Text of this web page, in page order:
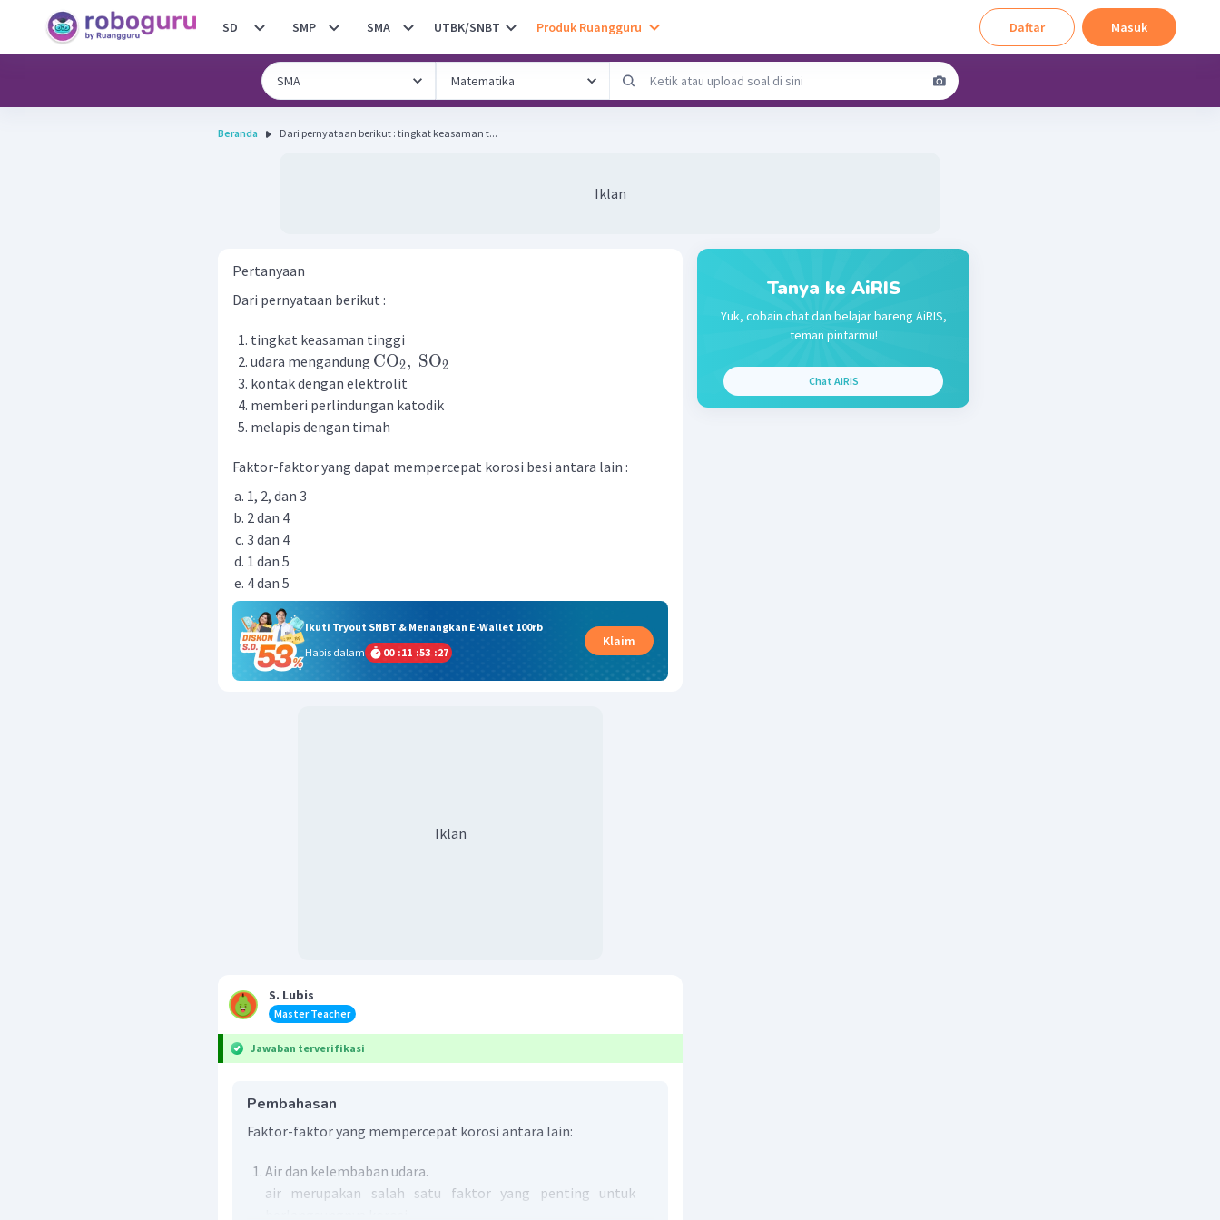
SD SMP SMA UTBK/SNBT Produk Ruangguru Daftar Masuk
Beranda Dari pernyataan berikut : tingkat keasaman t...
Iklan
Pertanyaan
Dari pernyataan berikut :
tingkat keasaman tinggi
udara mengandung CO2, SO2
kontak dengan elektrolit
memberi perlindungan katodik
melapis dengan timah
Faktor-faktor yang dapat mempercepat korosi besi antara lain :
1, 2, dan 3
2 dan 4
3 dan 4
1 dan 5
4 dan 5
Ikuti Tryout SNBT & Menangkan E-Wallet 100rb
Habis dalam
00 :11 :53 :27
Klaim
Iklan
S. Lubis
Master Teacher
Jawaban terverifikasi
Pembahasan
Faktor-faktor yang mempercepat korosi antara lain:
Air dan kelembaban udara.
air merupakan salah satu faktor yang penting untuk
Tanya ke AiRIS
Yuk, cobain chat dan belajar bareng AiRIS,
teman pintarmu!
Chat AiRIS